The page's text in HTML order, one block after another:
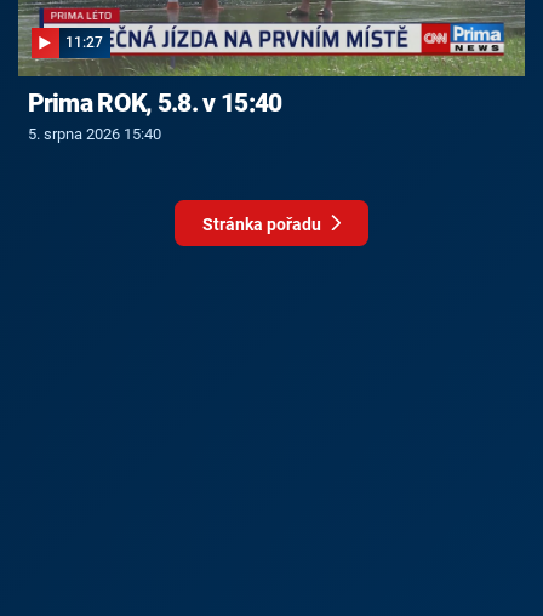
11:27
Prima ROK, 5.8. v 15:40
5. srpna 2026 15:40
Stránka pořadu